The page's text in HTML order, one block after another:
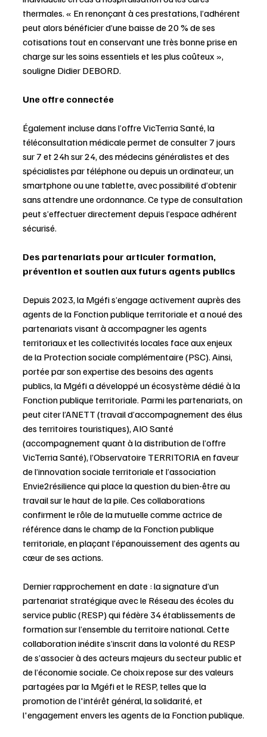
thermales. « En renonçant à ces prestations, l’adhérent
peut alors bénéficier d’une baisse de 20 % de ses
cotisations tout en conservant une très bonne prise en
charge sur les soins essentiels et les plus coûteux »,
souligne Didier DEBORD.
Une offre connectée
Également incluse dans l’offre VicTerria Santé, la
téléconsultation médicale permet de consulter 7 jours
sur 7 et 24h sur 24, des médecins généralistes et des
spécialistes par téléphone ou depuis un ordinateur, un
smartphone ou une tablette, avec possibilité d’obtenir
sans attendre une ordonnance. Ce type de consultation
peut s’effectuer directement depuis l’espace adhérent
sécurisé.
Des partenariats pour articuler formation,
prévention et soutien aux futurs agents publics
Depuis 2023, la Mgéfi s’engage activement auprès des
agents de la Fonction publique territoriale et a noué des
partenariats visant à accompagner les agents
territoriaux et les collectivités locales face aux enjeux
de la Protection sociale complémentaire (PSC). Ainsi,
portée par son expertise des besoins des agents
publics, la Mgéfi a développé un écosystème dédié à la
Fonction publique territoriale. Parmi les partenariats, on
peut citer l’ANETT (travail d’accompagnement des élus
des territoires touristiques), AIO Santé
(accompagnement quant à la distribution de l’offre
VicTerria Santé), l’Observatoire TERRITORIA en faveur
de l’innovation sociale territoriale et l’association
Envie2résilience qui place la question du bien-être au
travail sur le haut de la pile. Ces collaborations
confirment le rôle de la mutuelle comme actrice de
référence dans le champ de la Fonction publique
territoriale, en plaçant l’épanouissement des agents au
cœur de ses actions.
Dernier rapprochement en date : la signature d’un
partenariat stratégique avec le Réseau des écoles du
service public (RESP) qui fédère 34 établissements de
formation sur l’ensemble du territoire national. Cette
collaboration inédite s’inscrit dans la volonté du RESP
de s’associer à des acteurs majeurs du secteur public et
de l’économie sociale. Ce choix repose sur des valeurs
partagées par la Mgéfi et le RESP, telles que la
promotion de l'intérêt général, la solidarité, et
l'engagement envers les agents de la Fonction publique.